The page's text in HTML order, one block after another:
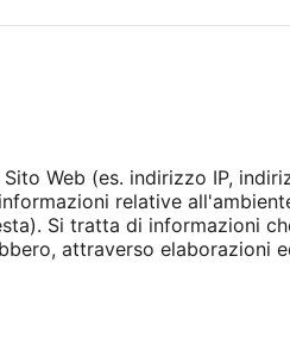
Web (es. indirizzo IP,
relative
Si tratta di informazioni
attraverso elaborazioni